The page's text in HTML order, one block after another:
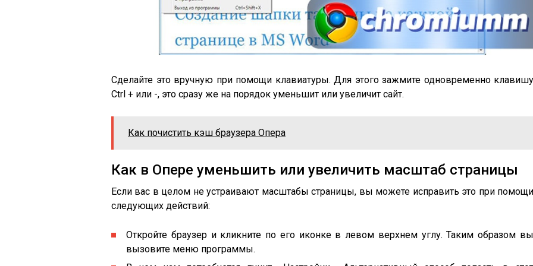
Сделайте это вручную при помощи клавиатуры. Для этого зажмите одновременно клавишу
Ctrl + или -, это сразу же на порядок уменьшит или увеличит сайт.
Как почистить кэш браузера Опера
Как в Опере уменьшить или увеличить масштаб страницы
Если вас в целом не устраивают масштабы страницы, вы можете исправить это при помощи
следующих действий:
Откройте браузер и кликните по его иконке в левом верхнем углу. Таким образом вы
вызовите меню программы.